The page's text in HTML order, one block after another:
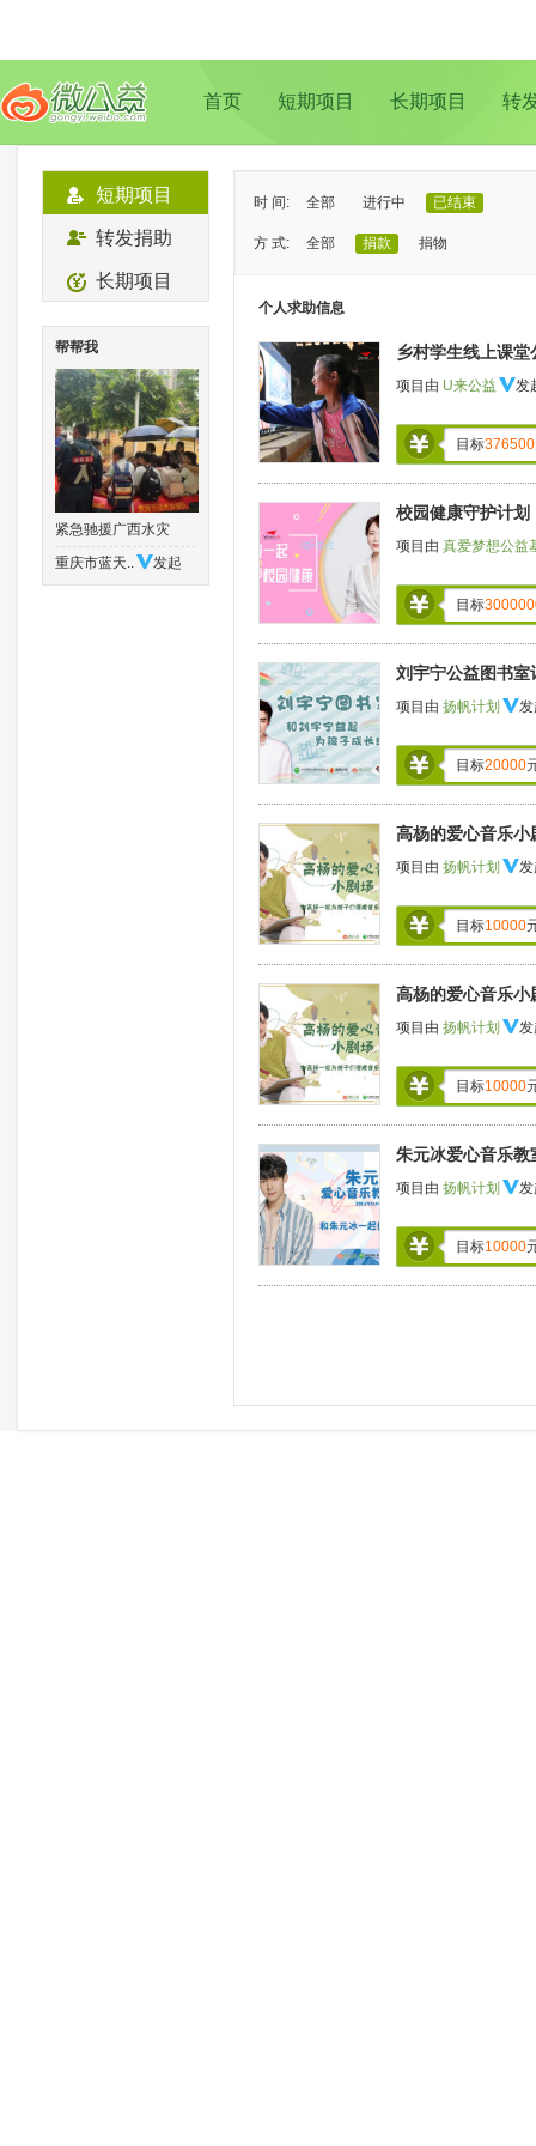
首页 短期项目 长期项目 转
短期项目
转发捐助
长期项目
帮帮我
紧急驰援广西水灾
重庆市蓝天..
发起
时 间: 全部 进行中 已结束
方 式: 全部 捐款 捐物
地 域: 全部 北京 上海 广州 成
个人求助信息
乡村学生线上课堂
项目由 U来公益 发
目标376500
校园健康守护计划
项目由 真爱梦想公益
目标
刘宇宁公益图书室
项目由 扬帆计划
目标20000
高杨的爱心音乐小
项目由 扬帆计划
目标10000
高杨的爱心音乐小
项目由 扬帆计划
目标10000
朱元冰爱心音乐教
项目由 扬帆计划
目标10000